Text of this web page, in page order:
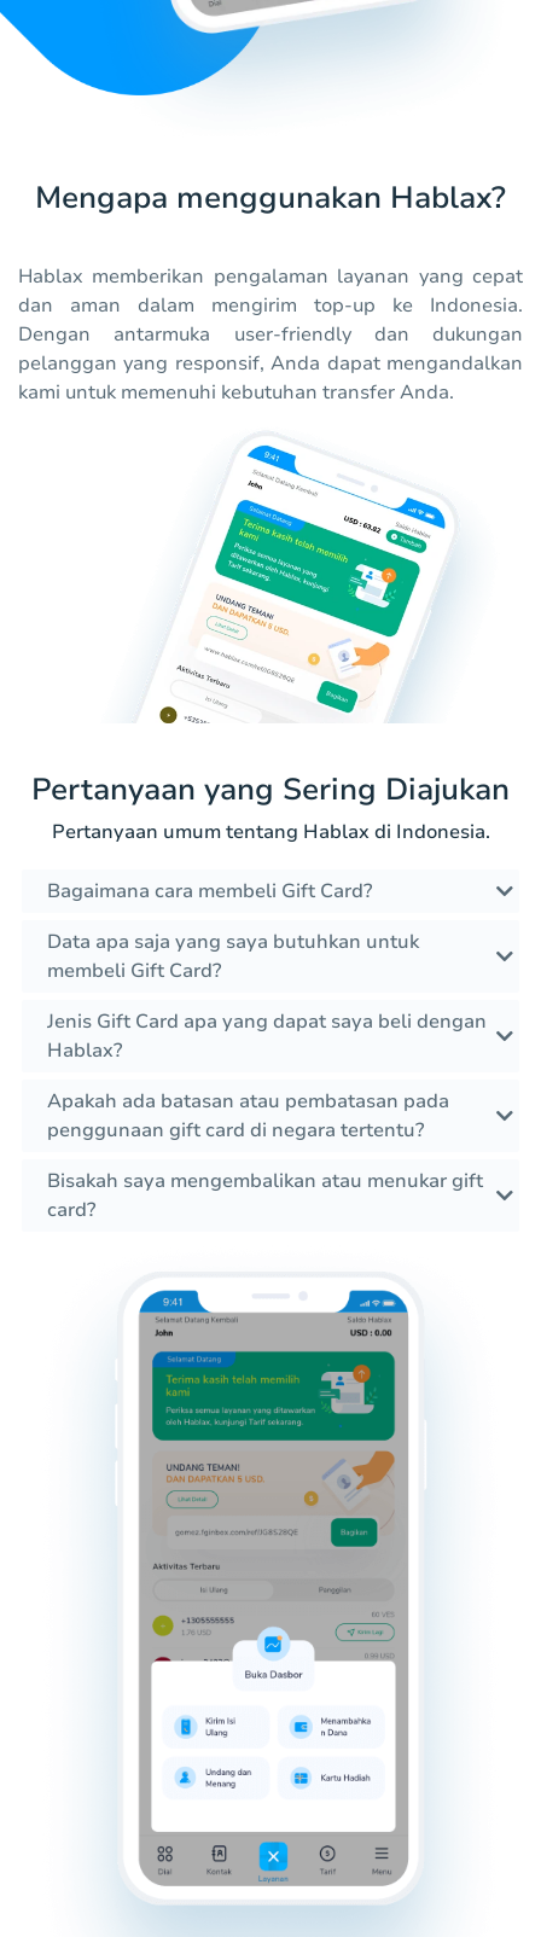
Mengapa menggunakan Hablax?
Hablax memberikan pengalaman layanan yang cepat
dan aman dalam mengirim top-up ke Indonesia.
Dengan antarmuka user-friendly dan dukungan
pelanggan yang responsif, Anda dapat mengandalkan
kami untuk memenuhi kebutuhan transfer Anda.
Pertanyaan yang Sering Diajukan
Pertanyaan umum tentang Hablax di Indonesia.
Bagaimana cara membeli Gift Card?
Data apa saja yang saya butuhkan untuk
membeli Gift Card?
Jenis Gift Card apa yang dapat saya beli dengan
Hablax?
Apakah ada batasan atau pembatasan pada
penggunaan gift card di negara tertentu?
Bisakah saya mengembalikan atau menukar gift
card?